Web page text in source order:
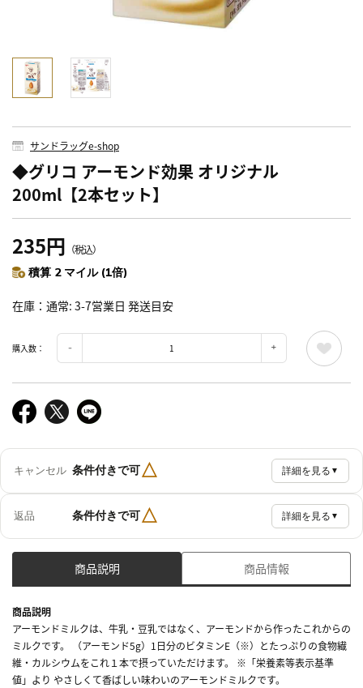
サンドラッグe-shop
◆グリコ アーモンド効果 オリジナル
200ml【2本セット】
235円 （税込）
積算 2 マイル (1倍)
在庫 通常: 3-7営業日 発送目安
購入数：
キャンセル 条件付きで可△ 詳細を見る ▼
返品 条件付きで可△ 詳細を見る ▼
商品説明 商品情報
商品説明
アーモンドミルクは、牛乳・豆乳ではなく、アーモンドから作ったこれからの
ミルクです。 （アーモンド5g）1日分のビタミンE（※）とたっぷりの食物繊
維・カルシウムをこれ１本で摂っていただけます。 ※「栄養素等表示基準
値」より やさしくて香ばしい味わいのアーモンドミルクです。